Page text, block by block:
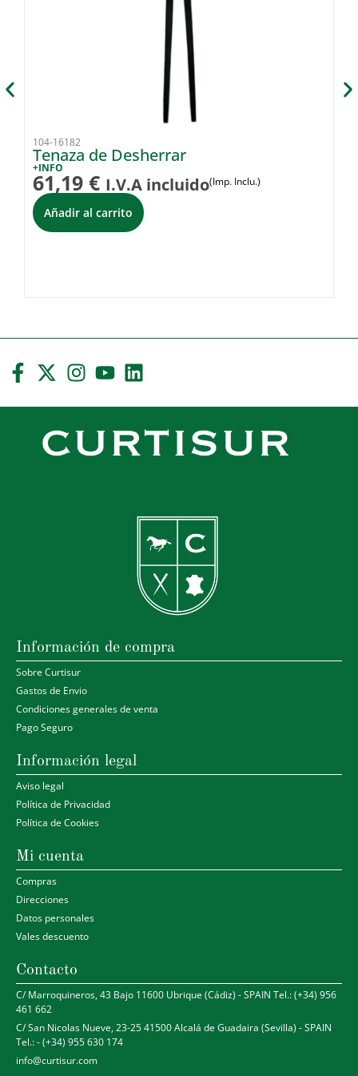
104-16182
Tenaza de Desherrar
+INFO
61,19 € I.V.A incluido(Imp. Inclu.)
Añadir al carrito
Información de compra
Sobre Curtisur
Gastos de Envio
Condiciones generales de venta
Pago Seguro
Información legal
Aviso legal
Política de Privacidad
Política de Cookies
Mi cuenta
Compras
Direcciones
Datos personales
Vales descuento
Contacto
C/ Marroquineros, 43 Bajo 11600 Ubrique (Cádiz) - SPAIN Tel.: (+34) 956
461 662
C/ San Nicolas Nueve, 23-25 41500 Alcalá de Guadaira (Sevilla) - SPAIN
Tel.: - (+34) 955 630 174
info@curtisur.com